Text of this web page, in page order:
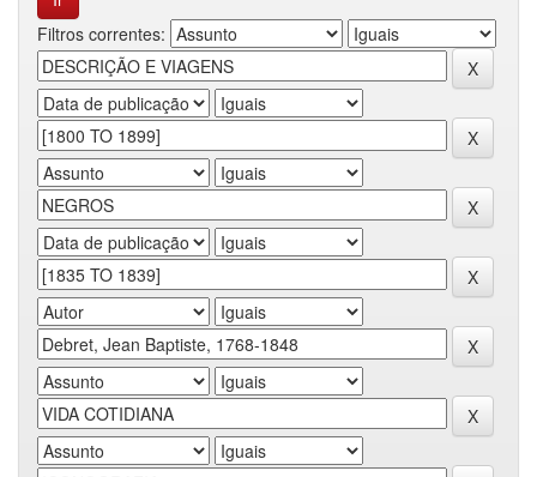
Filtros correntes: